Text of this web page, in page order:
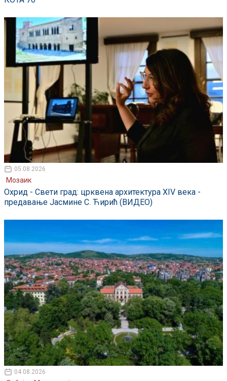
05.08.2026
Мозаик
Охрид - Свети град: црквена архитектура XIV века -
предавање Јасмине С. Ћирић (ВИДЕО)
04.08.2026